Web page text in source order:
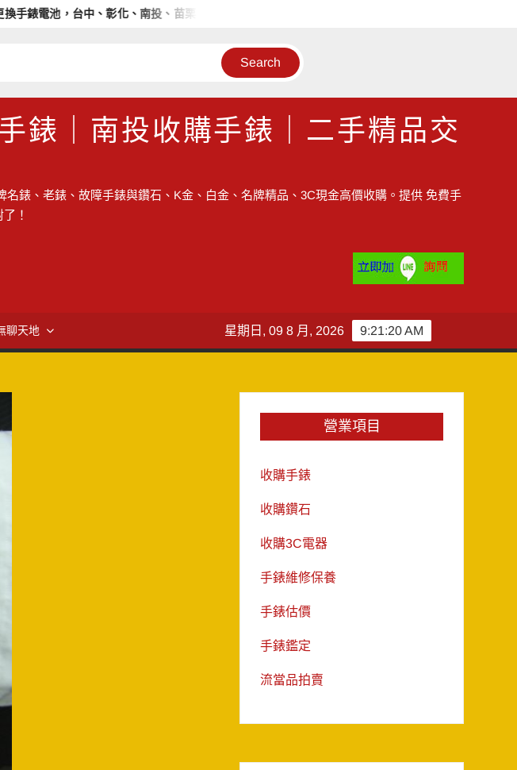
，台中、彰化、南投、苗栗收購手錶首選
錶｜南投收購手錶｜二手精品交
錶、老錶、故障手錶與鑽石、K金、白金、名牌精品、3C現金高價收購。提供 免費手
！
聊天地 9:21:21 AM
星期日, 09 8 月, 2026
營業項目
收購手錶
收購鑽石
收購3C電器
手錶維修保養
手錶估價
手錶鑑定
流當品拍賣